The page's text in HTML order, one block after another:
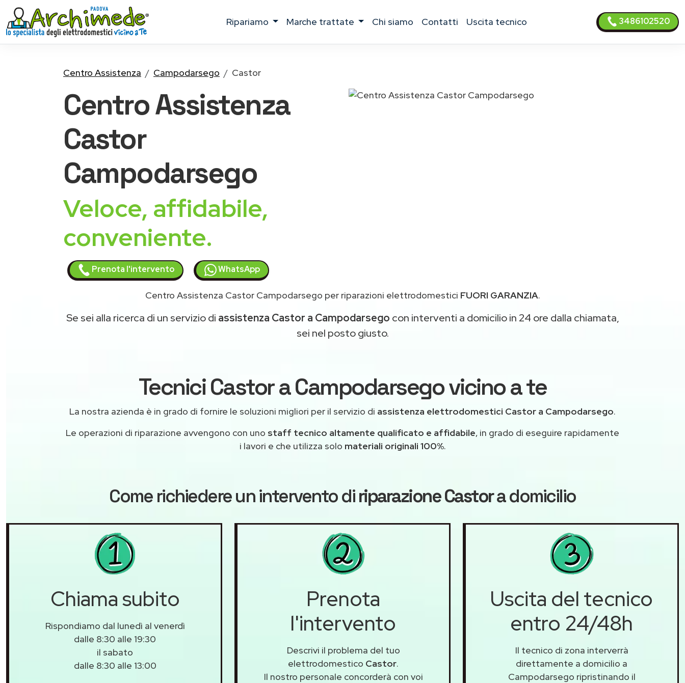
ripariamo marche trattate chi siamo contatti uscita tecnico 3486102520
Centro Assistenza Campodarsego Castor
Centro Assistenza
Castor
Campodarsego
Veloce, affidabile,
conveniente.
Prenota l'intervento WhatsApp
Centro Assistenza Castor Campodarsego per riparazioni elettrodomestici FUORI GARANZIA.
Se sei alla ricerca di un servizio di assistenza Castor a Campodarsego con interventi a domicilio in 24 ore dalla chiamata,
sei nel posto giusto.
Tecnici Castor a Campodarsego vicino a te
La nostra azienda è in grado di fornire le soluzioni migliori per il servizio di assistenza elettrodomestici Castor a Campodarsego.
Le operazioni di riparazione avvengono con uno staff tecnico altamente qualificato e affidabile, in grado di eseguire rapidamente
i lavori e che utilizza solo materiali originali 100%.
Come richiedere un intervento diriparazione Castora domicilio
Chiama subito
Rispondiamo dal lunedì al venerdì
dalle 8:30 alle 19:30
il sabato
dalle 8:30 alle 13:00
Prenota
l'intervento
Descrivi il problema del tuo
elettrodomestico Castor.
Il nostro personale concorderà con voi
Uscita del tecnico
entro 24/48h
Il tecnico di zona interverrà
direttamente a domicilio a
Campodarsego ripristinando il